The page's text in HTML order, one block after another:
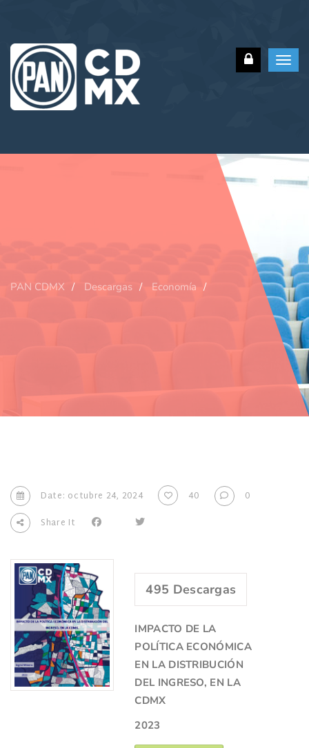
PAN CDMX Descargas Economía
Date: octubre 24, 2024 40
0
Share It
495 Descargas
IMPACTO DE LA
POLÍTICA ECONÓMICA
EN LA DISTRIBUCIÓN
DEL INGRESO, EN LA
CDMX
2023